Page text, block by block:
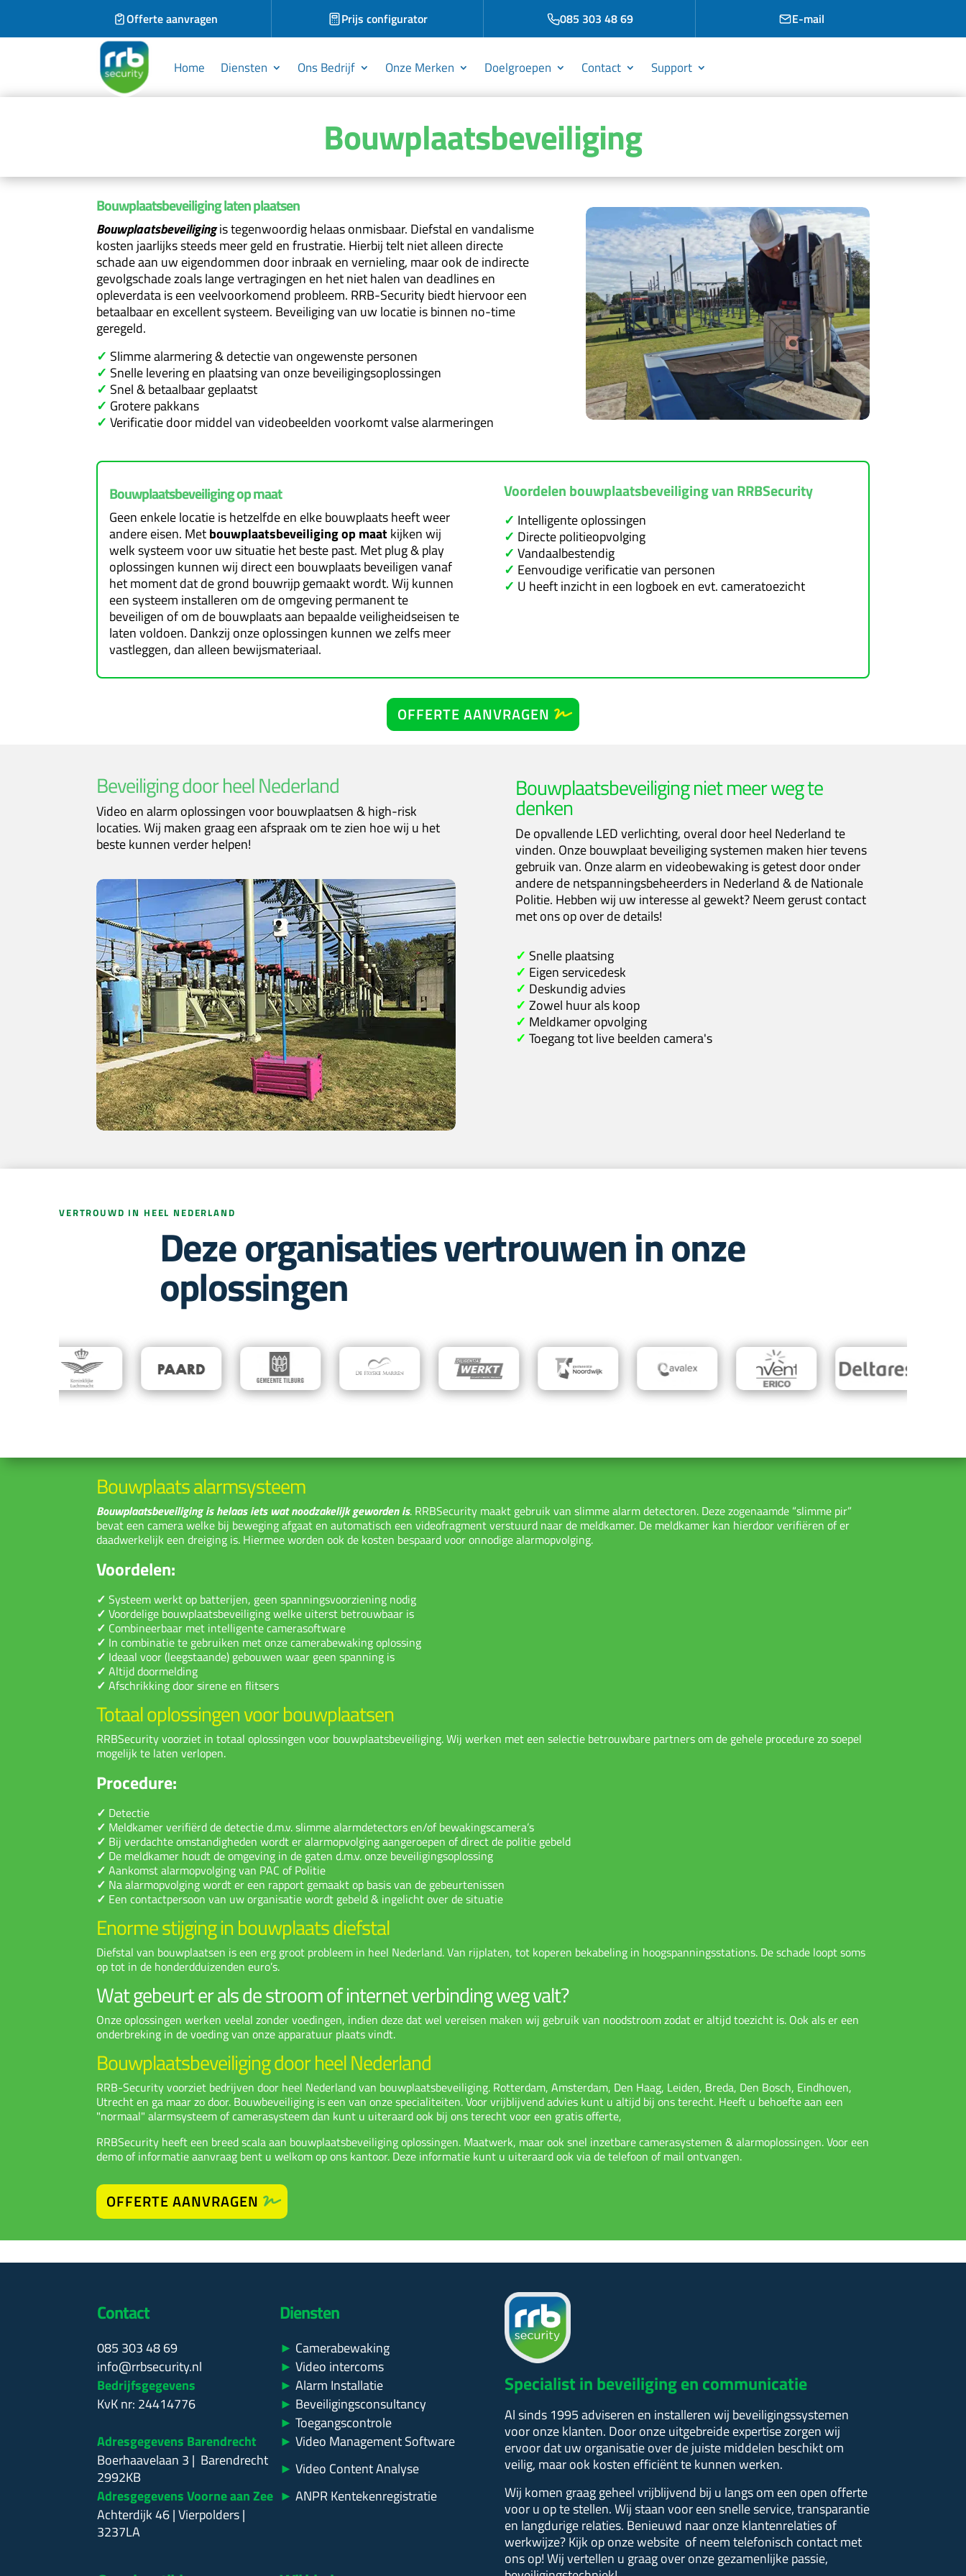
Offerte aanvragen Prijs configurator 085 303 48 69 E-mail
Home Diensten Ons Bedrijf Onze Merken Doelgroepen Contact Support
Bouwplaatsbeveiliging
Bouwplaatsbeveiliging laten plaatsen
Bouwplaatsbeveiligingis tegenwoordig helaas onmisbaar. Diefstal en vandalisme
kosten jaarlijks steeds meer geld en frustratie. Hierbij telt niet alleen directe
schade aan uw eigendommen door inbraak en vernieling, maar ook de indirecte
gevolgschade zoals lange vertragingen en het niet halen van deadlines en
opleverdata is een veelvoorkomend probleem. RRB-Security biedt hiervoor een
betaalbaar en excellent systeem. Beveiliging van uw locatie is binnen no-time
geregeld.
✓ Slimme alarmering & detectie van ongewenste personen
✓ Snelle levering en plaatsing van onze beveiligingsoplossingen
✓ Snel & betaalbaar geplaatst
✓ Grotere pakkans
✓ Verificatie door middel van videobeelden voorkomt valse alarmeringen
Bouwplaatsbeveiliging op maat
Geen enkele locatie is hetzelfde en elke bouwplaats heeft weer
andere eisen. Metbouwplaatsbeveiliging op maatkijken wij
welk systeem voor uw situatie het beste past. Met plug & play
oplossingen kunnen wij direct een bouwplaats beveiligen vanaf
het moment dat de grond bouwrijp gemaakt wordt. Wij kunnen
een systeem installeren om de omgeving permanent te
beveiligen of om de bouwplaats aan bepaalde veiligheidseisen te
laten voldoen. Dankzij onze oplossingen kunnen we zelfs meer
vastleggen, dan alleen bewijsmateriaal.
Voordelen bouwplaatsbeveiliging van RRBSecurity
✓ Intelligente oplossingen
✓ Directe politieopvolging
✓ Vandaalbestendig
✓ Eenvoudige verificatie van personen
✓ U heeft inzicht in een logboek en evt. cameratoezicht
OFFERTE AANVRAGEN
Beveiliging door heel Nederland
Video en alarm oplossingen voor bouwplaatsen & high-risk
locaties. Wij maken graag een afspraak om te zien hoe wij u het
beste kunnen verder helpen!
Bouwplaatsbeveiliging niet meer weg te
denken
De opvallende LED verlichting, overal door heel Nederland te
vinden. Onze bouwplaat beveiliging systemen maken hier tevens
gebruik van. Onze alarm en videobewaking is getest door onder
andere de netspanningsbeheerders in Nederland & de Nationale
Politie. Hebben wij uw interesse al gewekt? Neem gerust contact
met ons op over de details!
✓ Snelle plaatsing
✓ Eigen servicedesk
✓ Deskundig advies
✓ Zowel huur als koop
✓ Meldkamer opvolging
✓ Toegang tot live beelden camera's
VERTROUWD IN HEEL NEDERLAND
Deze organisaties vertrouwen in onze
oplossingen
Bouwplaats alarmsysteem
Bouwplaatsbeveiliging is helaas iets wat noodzakelijk geworden is. RRBSecurity maakt gebruik van slimme alarm detectoren. Deze zogenaamde “slimme pir”
bevat een camera welke bij beweging afgaat en automatisch een videofragment verstuurd naar de meldkamer. De meldkamer kan hierdoor verifiëren of er
daadwerkelijk een dreiging is. Hiermee worden ook de kosten bespaard voor onnodige alarmopvolging.
Voordelen:
✓Systeem werkt op batterijen, geen spanningsvoorziening nodig
✓Voordelige bouwplaatsbeveiliging welke uiterst betrouwbaar is
✓ Combineerbaar met intelligente camerasoftware
✓ In combinatie te gebruiken met onze camerabewaking oplossing
✓ Ideaal voor (leegstaande) gebouwen waar geen spanning is
✓Altijd doormelding
✓Afschrikking door sirene en flitsers
Totaal oplossingen voor bouwplaatsen
RRBSecurity voorziet in totaal oplossingen voor bouwplaatsbeveiliging. Wij werken met een selectie betrouwbare partners om de gehele procedure zo soepel
mogelijk te laten verlopen.
Procedure:
✓ Detectie
✓ Meldkamer verifiërd de detectie d.m.v. slimme alarmdetectors en/of bewakingscamera’s
✓ Bij verdachte omstandigheden wordt er alarmopvolging aangeroepen of direct de politie gebeld
✓ De meldkamer houdt de omgeving in de gaten d.m.v. onze beveiligingsoplossing
✓Aankomst alarmopvolging van PAC of Politie
✓ Na alarmopvolging wordt er een rapport gemaakt op basis van de gebeurtenissen
✓ Een contactpersoon van uw organisatie wordt gebeld & ingelicht over de situatie
Enorme stijging in bouwplaats diefstal
Diefstal van bouwplaatsen is een erg groot probleem in heel Nederland. Van rijplaten, tot koperen bekabeling in hoogspanningsstations. De schade loopt soms
op tot in de honderdduizenden euro’s.
Wat gebeurt er als de stroom of internet verbinding weg valt?
Onze oplossingen werken veelal zonder voedingen, indien deze dat wel vereisen maken wij gebruik van noodstroom zodat er altijd toezicht is. Ook als er een
onderbreking in de voeding van onze apparatuur plaats vindt.
Bouwplaatsbeveiliging door heel Nederland
RRB-Security voorziet bedrijven door heel Nederland van bouwplaatsbeveiliging. Rotterdam, Amsterdam, Den Haag, Leiden, Breda, Den Bosch, Eindhoven,
Utrecht en ga maar zo door. Bouwbeveiliging is een van onze specialiteiten. Voor vrijblijvend advies kunt u altijd bij ons terecht. Heeft u behoefte aan een
"normaal"alarmsysteemofcamerasysteemdan kunt u uiteraard ook bij ons terecht voor een gratis offerte,
RRBSecurity heeft een breed scala aan bouwplaatsbeveiliging oplossingen. Maatwerk, maar ook snel inzetbare camerasystemen & alarmoplossingen. Voor een
demo of informatie aanvraag bent u welkom op ons kantoor. Deze informatie kunt u uiteraard ook via de telefoon of mail ontvangen.
OFFERTE AANVRAGEN
Contact Diensten
085 303 48 69 ► Camerabewaking
info@rrbsecurity.nl
► Video intercoms
Bedrijfsgegevens
► Alarm Installatie
KvK nr: 24414776
► Beveiligingsconsultancy
► Toegangscontrole
Adresgegevens Barendrecht
► Video Management Software
Boerhaavelaan 3 | Barendrecht
2992KB
► Video Content Analyse
Adresgegevens Voorne aan Zee ► ANPR Kentekenregistratie
Achterdijk 46 | Vierpolders |
3237LA
Specialist in beveiliging en communicatie
Al sinds 1995 adviseren en installeren wij beveiligingssystemen
voor onze klanten. Door onze uitgebreide expertise zorgen wij
ervoor dat uw organisatie over de juiste middelen beschikt om
veilig, maar ook kosten efficiënt te kunnen werken.
Wij komen graag geheel vrijblijvend bij u langs om een open offerte
voor u op te stellen.Wij staan voor een snelle service, transparantie
en langdurige relaties. Benieuwd naar onze klantenrelaties of
werkwijze?Kijk op onze website of neem telefonisch contact met
ons op! Wij vertellen u graag over onze gezamenlijke passie,